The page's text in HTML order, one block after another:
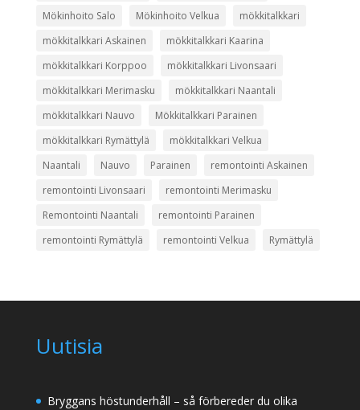
Mökinhoito Salo
Mökinhoito Velkua
mökkitalkkari
mökkitalkkari Askainen
mökkitalkkari Kaarina
mökkitalkkari Korppoo
mökkitalkkari Livonsaari
mökkitalkkari Merimasku
mökkitalkkari Naantali
mökkitalkkari Nauvo
Mökkitalkkari Parainen
mökkitalkkari Rymättylä
mökkitalkkari Velkua
Naantali
Nauvo Parainen
remontointi Askainen
remontointi Livonsaari
remontointi Merimasku
Remontointi Naantali
remontointi Parainen
remontointi Rymättylä
remontointi Velkua Rymättylä
Uutisia
Bryggans höstunderhåll – så förbereder du olika